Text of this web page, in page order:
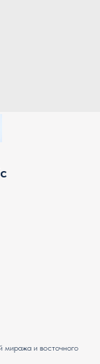
миража и восточного